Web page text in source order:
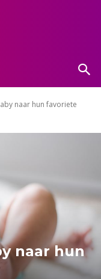
naar hun favoriete
naar hun